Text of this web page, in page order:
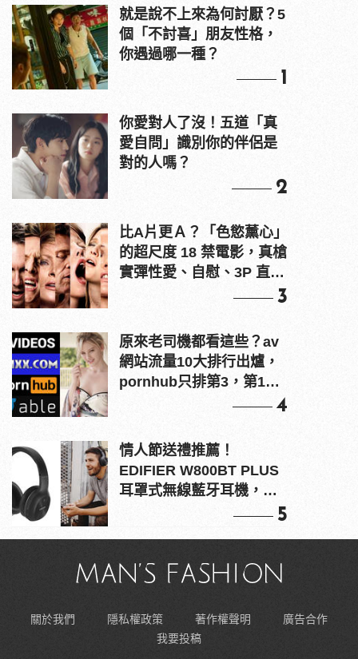
就是說不上來為何討厭？5
個「不討喜」朋友性格，
你遇過哪一種？
1
你愛對人了沒！五道「真
愛自問」識別你的伴侶是
對的人嗎？
2
比A片更Ａ？「色慾薰心」
的超尺度 18 禁電影，真槍
實彈性愛、自慰、3P 直接
3
原來老司機都看這些？av
網站流量10大排行出爐，
pornhub只排第3，第1名
4
情人節送禮推薦！
EDIFIER W800BT PLUS
耳罩式無線藍牙耳機，在
5
關於我們 隱私權政策 著作權聲明
廣告合作
我要投稿